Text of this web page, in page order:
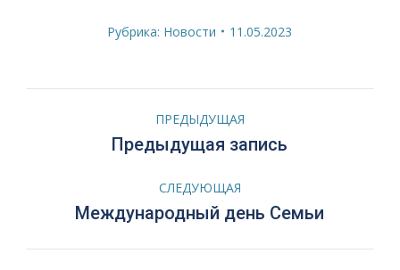
Рубрика: Новости 11.05.2023
НавигацияПРЕДЫДУЩАЯ
Предыдущая
Предыдущая запись
СЛЕДУЮЩАЯ
Следующая
Международный день Семьи